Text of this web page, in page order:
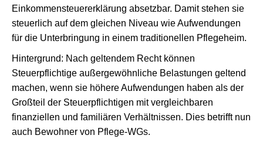
Einkommensteuererklärung absetzbar. Damit stehen sie
steuerlich auf dem gleichen Niveau wie Aufwendungen
für die Unterbringung in einem traditionellen Pflegeheim.
Hintergrund: Nach geltendem Recht können
Steuerpflichtige außergewöhnliche Belastungen geltend
machen, wenn sie höhere Aufwendungen haben als der
Großteil der Steuerpflichtigen mit vergleichbaren
finanziellen und familiären Verhältnissen. Dies betrifft nun
auch Bewohner von Pflege-WGs.